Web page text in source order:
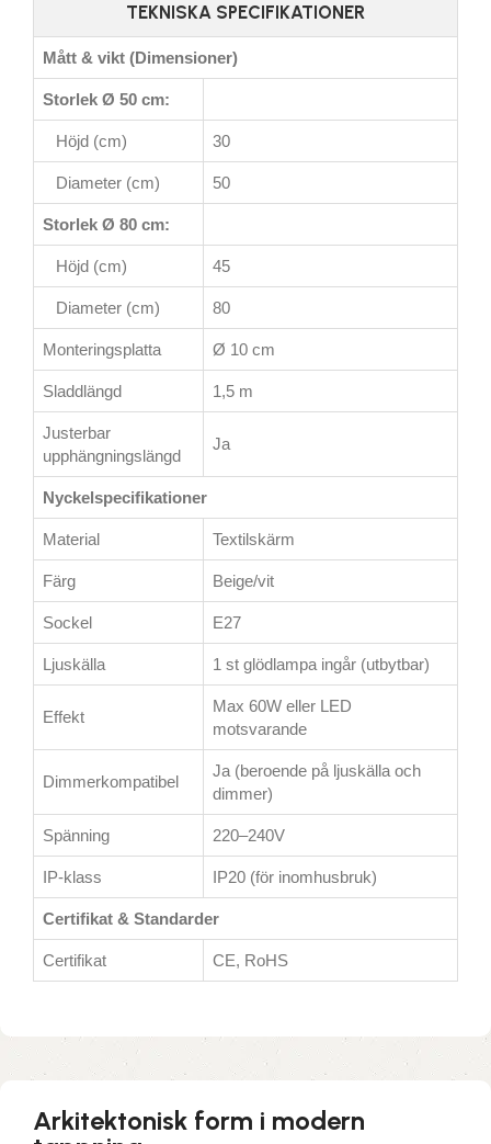
TEKNISKA SPECIFIKATIONER
Mått & vikt (Dimensioner)
Storlek Ø 50 cm:
Höjd (cm) 30
Diameter (cm) 50
Storlek Ø 80 cm:
Höjd (cm) 45
Diameter (cm) 80
Monteringsplatta Ø 10 cm
Sladdlängd 1,5 m
Justerbar
upphängningslängd
Ja
Nyckelspecifikationer
Material Textilskärm
Färg Beige/vit
Sockel E27
Ljuskälla 1 st glödlampa ingår (utbytbar)
Effekt
Max 60W eller LED
motsvarande
Dimmerkompatibel
Ja (beroende på ljuskälla och
dimmer)
Spänning 220–240V
IP-klass IP20 (för inomhusbruk)
Certifikat & Standarder
Certifikat CE, RoHS
Arkitektonisk form i modern